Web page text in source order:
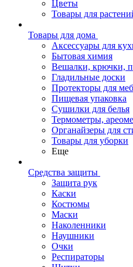
Цветы
Товары для
Товары для дома
Аксессуары для
Бытовая химия
Вешалки, крючки,
Гладильные доски
Протекторы для
Пищевая упаковка
Сушилки для белья
Термометры,
Органайзеры для
Товары для уборки
Еще
Средства защиты
Защита рук
Каски
Костюмы
Маски
Наколенники
Наушники
Очки
Респираторы